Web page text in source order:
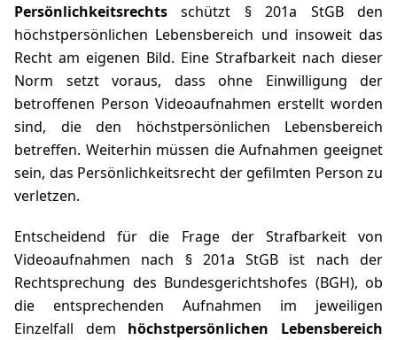
Persönlichkeitsrechts schützt § 201a StGBden
höchstpersönlichen Lebensbereich und insoweit das
Recht am eigenen Bild. Eine Strafbarkeit nach dieser
Norm setzt voraus, dass ohne Einwilligung der
betroffenen Person Videoaufnahmen erstellt worden
sind, die den höchstpersönlichen Lebensbereich
betreffen. Weiterhin müssen die Aufnahmen geeignet
sein, das Persönlichkeitsrecht der gefilmten Person zu
verletzen.
Entscheidend für die Frage der Strafbarkeit von
Videoaufnahmen nach § 201a StGB ist nach der
Rechtsprechung des Bundesgerichtshofes (BGH), ob
die entsprechenden Aufnahmen im jeweiligen
Einzelfall dem höchstpersönlichen Lebensbereich